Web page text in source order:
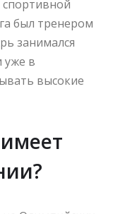
спортивной
был тренером
занимался
уже в
высокие